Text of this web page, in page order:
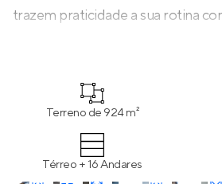
trazem praticidade a sua rotina
relação harmônica entre
com uma área de lazer pensada
de descanso, com salão de festas,
de jogos, solarium e um mirante
Terreno de 924 m²
Térreo + 16 Andares